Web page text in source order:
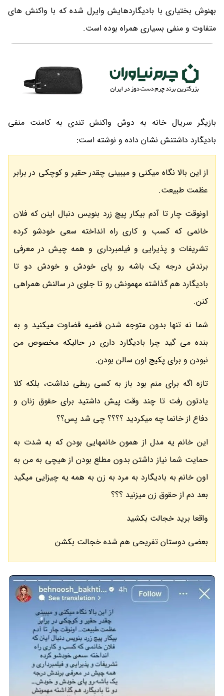
بهنوش بختیاری با بادیگاردهایش وایرل شده که با واکنش های
متفاوت و منفی بسیاری همراه بوده است.
بازیگر سریال خانه به دوش واکنش تندی به کامنت منفی
بادیگارد داشتنش نشان داده و نوشته است:
از این بالا نگاه میکنی و میبینی چقدر حقیر و کوچکی در برابر
عظمت طبیعت.
اونوقت چار تا آدم بیکار پیچ زرد بنویس دنبال اینن که فلان
خانمی که کسب و کاری راه انداخته سعی خودشو کرده
تشریفات و پذیرایی و فیلمبرداری و همه چیش در معرفی
برندش درجه یک باشه رو پای خودش و خودش دو تا
بادیگارد هم گذاشته مهمونش رو تا جلوی در سالنش همراهی
کنن.
شما نه تنها بدون متوجه شدن قضیه قضاوت میکنید و به
بنده می گید چرا بادیگارد داری در حالیکه مخصوص من
نبودن و برای پکیج اون سالن بودن.
تازه اگه برای منم بود باز به کسی ربطی نداشت، بلکه کلا
یادتون رفت تا چند وقت پیش داشتید برای حقوق زنان و
دفاع از خانما چه میکردید ؟؟؟؟ چی شد پس؟؟
این خانم یه مدل از همون خانمهایی بودن که به شدت به
حمایت شما نیاز داشتن بدون مطلع بودن از هیچی به من به
اون خانم به بادیگارد به مرد به زن به همه یه چیزایی میگید
بعد دم از حقوق زن میزنید ؟؟؟
واقعا برید خجالت بکشید
بعضی دوستان تفریحی هم شده خجالت بکشن